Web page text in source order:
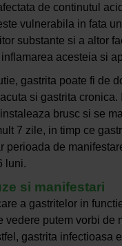
de continutul
vulnerabila in fata
substante si a altor
acesteia si
gastrita poate fi de
si gastrita cronica.
brusc si se
7 zile, in timp ce
perioada de
luni.
si manifestari
a gastritelor in
vedere putem vorbi de
gastrita infectioasa